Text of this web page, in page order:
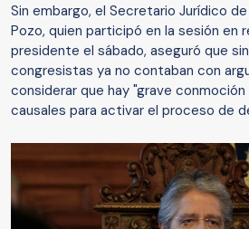
Sin embargo, el Secretario Jurídico de
Pozo, quien participó en la sesión en
presidente el sábado, aseguró que
congresistas ya no contaban con
considerar que hay "grave conmoción
causales para activar el proceso de